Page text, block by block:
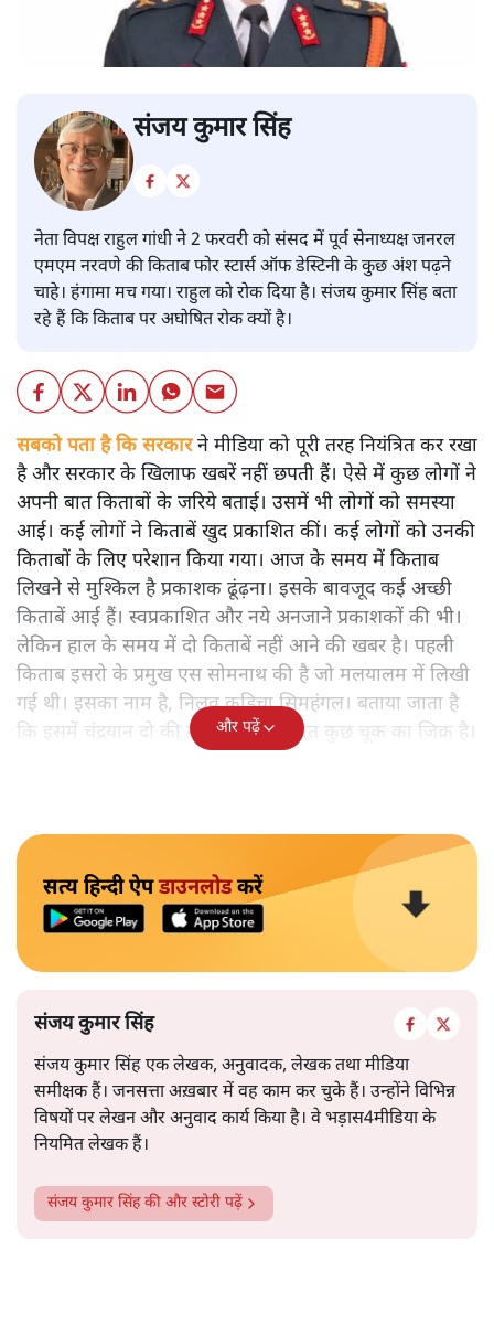
संजय कुमार सिंह
नेता विपक्ष राहुल गांधी ने 2 फरवरी को संसद में पूर्व सेनाध्यक्ष जनरल
एमएम नरवणे की किताब फोर स्टार्स ऑफ डेस्टिनी के कुछ अंश पढ़ने
चाहे। हंगामा मच गया। राहुल को रोक दिया है। संजय कुमार सिंह बता
रहे हैं कि किताब पर अघोषित रोक क्यों है।
सबको पता है कि सरकारने मीडिया को पूरी तरह नियंत्रित कर रखा
है और सरकार के खिलाफ खबरें नहीं छपती हैं। ऐसे में कुछ लोगों ने
अपनी बात किताबों के जरिये बताई। उसमें भी लोगों को समस्या
आई। कई लोगों ने किताबें खुद प्रकाशित कीं। कई लोगों को उनकी
किताबों के लिए परेशान किया गया। आज के समय में किताब
लिखने से मुश्किल है प्रकाशक ढूंढ़ना। इसके बावजूद कई अच्छी
किताबें आई हैं। स्वप्रकाशित और नये अनजाने प्रकाशकों की भी।
लेकिन हाल के समय में दो किताबें नहीं आने की खबर है। पहली
किताब इसरो के प्रमुख एस सोमनाथ की है जो मलयालम में लिखी
गई थी। इसका नाम है, निलवु कुडिचा सिमहंगल। बताया जाता है
कि इसमें चंद्रयान दो की नाकामी से संबंधित कुछ चूक का जिक्र है।
और पढ़ें
सत्य हिन्दी ऐपडाउनलोडकरें
संजय कुमार सिंह
संजय कुमार सिंह एक लेखक, अनुवादक, लेखक तथा मीडिया
समीक्षक हैं। जनसत्ता अख़बार में वह काम कर चुके हैं। उन्होंने विभिन्न
विषयों पर लेखन और अनुवाद कार्य किया है। वे भड़ास4मीडिया के
नियमित लेखक हैं।
संजय कुमार सिंहकी और स्टोरी पढ़ें